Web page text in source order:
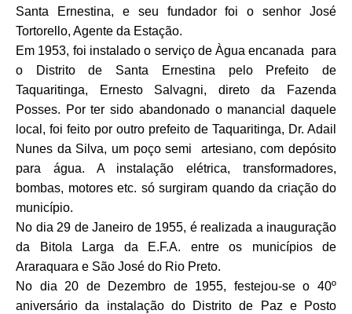
Santa Ernestina, e seu fundador foi o senhor José
Tortorello, Agente da Estação.
Em 1953, foi instalado o serviço de Àgua encanada para
o Distrito de Santa Ernestina pelo Prefeito de
Taquaritinga, Ernesto Salvagni, direto da Fazenda
Posses. Por ter sido abandonado o manancial daquele
local, foi feito por outro prefeito de Taquaritinga, Dr. Adail
Nunes da Silva, um poço semi artesiano, com depósito
para água. A instalação elétrica, transformadores,
bombas, motores etc. só surgiram quando da criação do
município.
No dia 29 de Janeiro de 1955, é realizada a inauguração
da Bitola Larga da E.F.A. entre os municípios de
Araraquara e São José do Rio Preto.
No dia 20 de Dezembro de 1955, festejou-se o 40º
aniversário da instalação do Distrito de Paz e Posto